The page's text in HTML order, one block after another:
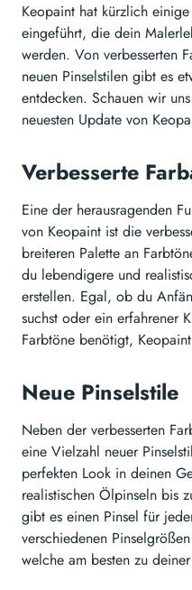
Keopaint hat kürzlich
eingeführt, die dein
werden. Von verbesserten
neuen Pinselstilen gibt es
entdecken. Schauen wir
neuesten Update von
Verbesserte
Eine der herausragenden
von Keopaint ist die
breiteren Palette an
du lebendigere und
erstellen. Egal, ob du
suchst oder ein erfahrener
Farbtöne benötigt,
Neue Pinselstile
Neben der verbesserten
eine Vielzahl neuer
perfekten Look in deinen
realistischen Ölpinseln bis
gibt es einen Pinsel für
verschiedenen
welche am besten zu